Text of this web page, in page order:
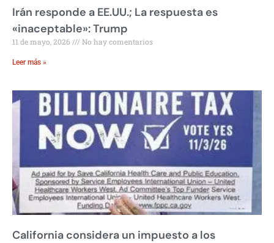
Irán responde a EE.UU.; La respuesta es
«inaceptable»: Trump
11 de mayo, 2026 No hay comentarios
Leer más »
California considera un impuesto a los